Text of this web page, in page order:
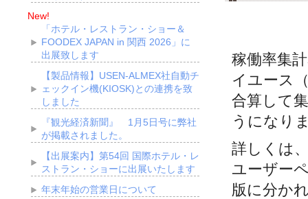
稼働率集
イユース
合算して
うになり
詳しくは
ユーザー
版に分か
New!
「ホテル・レストラン・ショー＆
FOODEX JAPAN in 関西 2026」に
出展致します
【製品情報】USEN-ALMEX社自動チ
ェックイン機(KIOSK)との連携を致
しました
『観光経済新聞』 1月5日号に弊社
が掲載されました。
【出展案内】第54回 国際ホテル・レ
ストラン・ショーに出展いたします
年末年始の営業日について